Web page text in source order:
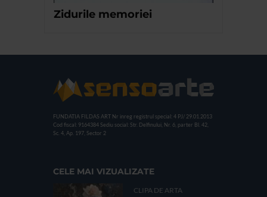
Zidurile memoriei
FUNDATIA FILDAS ART Nr inreg registrul special: 4 PJ/ 29.01.2013
Cod fiscal: 9164384 Sediu social: Str. Delfinului, Nr. 6, parter Bl. 42,
Sc. 4, Ap. 197, Sector 2
CELE MAI VIZUALIZATE
CLIPA DE ARTA